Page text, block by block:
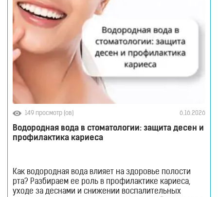
149 просмотр (ов) 6.16.2026
Водородная вода в стоматологии: защита десен и
профилактика кариеса
Как водородная вода влияет на здоровье полости
рта? Разбираем ее роль в профилактике кариеса,
уходе за деснами и снижении воспалительных